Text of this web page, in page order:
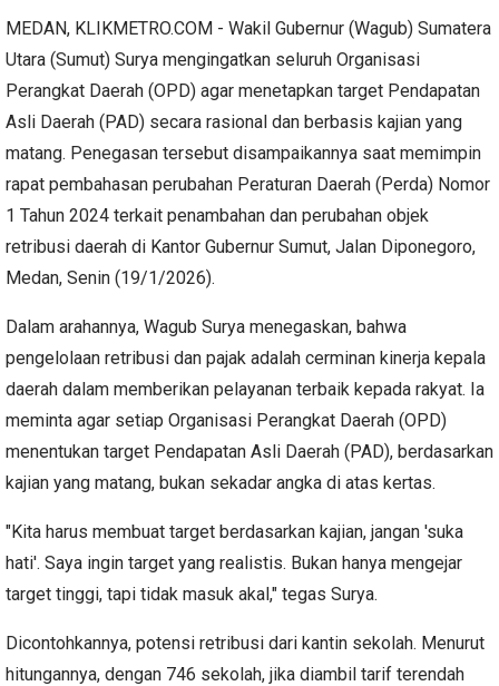
MEDAN, KLIKMETRO.COM - Wakil Gubernur (Wagub) Sumatera
Utara (Sumut) Surya mengingatkan seluruh Organisasi
Perangkat Daerah (OPD) agar menetapkan target Pendapatan
Asli Daerah (PAD) secara rasional dan berbasis kajian yang
matang. Penegasan tersebut disampaikannya saat memimpin
rapat pembahasan perubahan Peraturan Daerah (Perda) Nomor
1 Tahun 2024 terkait penambahan dan perubahan objek
retribusi daerah di Kantor Gubernur Sumut, Jalan Diponegoro,
Medan, Senin (19/1/2026).
Dalam arahannya, Wagub Surya menegaskan, bahwa
pengelolaan retribusi dan pajak adalah cerminan kinerja kepala
daerah dalam memberikan pelayanan terbaik kepada rakyat. Ia
meminta agar setiap Organisasi Perangkat Daerah (OPD)
menentukan target Pendapatan Asli Daerah (PAD), berdasarkan
kajian yang matang, bukan sekadar angka di atas kertas.
"Kita harus membuat target berdasarkan kajian, jangan 'suka
hati'. Saya ingin target yang realistis. Bukan hanya mengejar
target tinggi, tapi tidak masuk akal," tegas Surya.
Dicontohkannya, potensi retribusi dari kantin sekolah. Menurut
hitungannya, dengan 746 sekolah, jika diambil tarif terendah